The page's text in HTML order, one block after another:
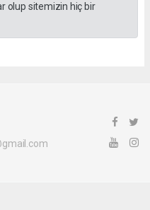
olup sitemizin hiç bir